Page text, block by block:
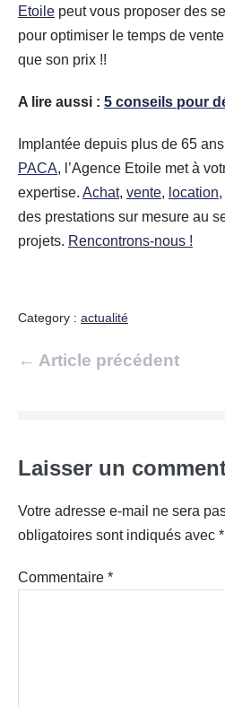
Etoile peut vous proposer des
pour optimiser le temps de
que son prix !!
A lire aussi : 5 conseils pour
Implantée depuis plus de 65
PACA, l’Agence Etoile met à
expertise. Achat, vente, location,
des prestations sur mesure au
projets. Rencontrons-nous !
Category : actualité
Navigation
← Article précédent
Laisser un
Votre adresse e-mail ne sera
obligatoires sont indiqués avec *
Commentaire *